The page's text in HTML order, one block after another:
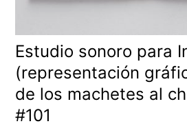
Estudio sonoro para
(representación
de los machetes al
#101